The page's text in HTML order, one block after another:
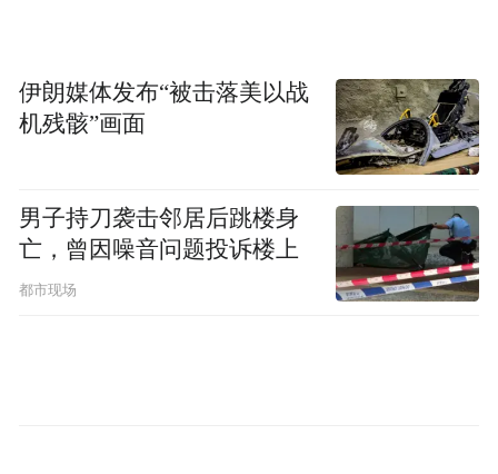
伊朗媒体发布“被击落美以战
机残骸”画面
男子持刀袭击邻居后跳楼身
亡，曾因噪音问题投诉楼上
都市现场